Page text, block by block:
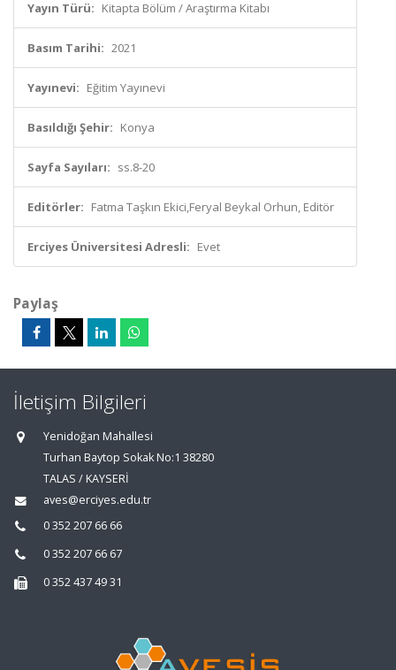
Yayın Türü: Kitapta Bölüm / Araştırma Kitabı
Basım Tarihi: 2021
Yayınevi: Eğitim Yayınevi
Basıldığı Şehir: Konya
Sayfa Sayıları: ss.8-20
Editörler: Fatma Taşkın Ekici,Feryal Beykal Orhun, Editör
Erciyes Üniversitesi Adresli: Evet
Paylaş
İletişim Bilgileri
Yenidoğan Mahallesi
Turhan Baytop Sokak No:1 38280
TALAS / KAYSERİ
aves@erciyes.edu.tr
0 352 207 66 66
0 352 207 66 67
0 352 437 49 31